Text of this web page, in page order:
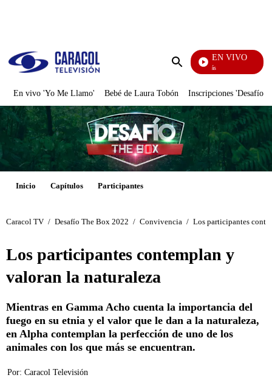
Enviar
EN VIVO
También Caerás
En vivo 'Yo Me Llamo' Bebé de Laura Tobón Inscripciones 'Desafío'
Inicio Capítulos Participantes
Caracol TV / Desafío The Box 2022 / Convivencia / Los participantes
Los participantes contemplan y
valoran la naturaleza
Mientras en Gamma Acho cuenta la importancia del
fuego en su etnia y el valor que le dan a la naturaleza,
en Alpha contemplan la perfección de uno de los
animales con los que más se encuentran.
Por: Caracol Televisión